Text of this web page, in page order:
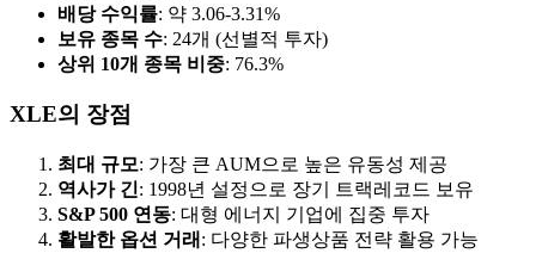
배당 수익률: 약 3.06-3.31%
보유 종목 수: 24개 (선별적 투자)
상위 10개 종목 비중: 76.3%
XLE의 장점
최대 규모: 가장 큰 AUM으로 높은 유동성 제공
역사가 긴: 1998년 설정으로 장기 트랙레코드 보유
S&P 500 연동: 대형 에너지 기업에 집중 투자
활발한 옵션 거래 : 다양한 파생상품 전략 활용 가능